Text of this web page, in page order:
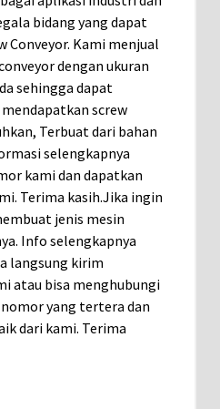
bidang yang dapat
Conveyor. Kami menjual
dengan ukuran
sehingga dapat
screw
Terbuat dari bahan
selengkapnya
kami dan dapatkan
Terima kasih.Jika ingin
jenis mesin
Info selengkapnya
langsung kirim
atau bisa menghubungi
yang tertera dan
dari kami. Terima